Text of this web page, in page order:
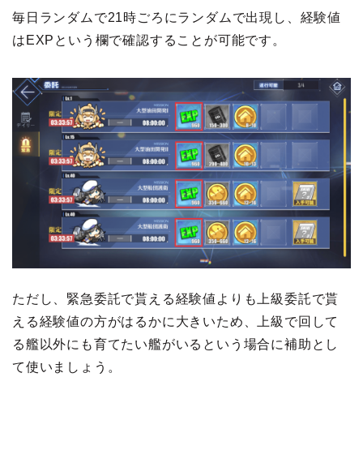
毎日ランダムで21時ごろにランダムで出現し、経験値
はEXPという欄で確認することが可能です。
ただし、緊急委託で貰える経験値よりも上級委託で貰
える経験値の方がはるかに大きいため、上級で回して
る艦以外にも育てたい艦がいるという場合に補助とし
て使いましょう。